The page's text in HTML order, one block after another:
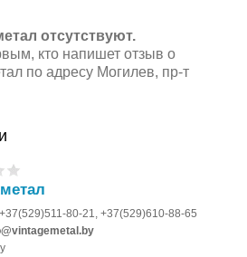
отсутствуют.
кто напишет отзыв о
по адресу Могилев, пр-т
+37(529)511-80-21, +37(529)610-88-65